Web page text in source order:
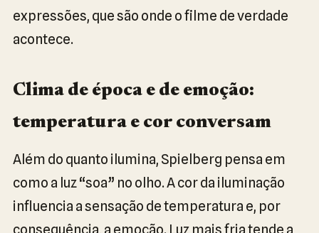
expressões, que são onde o filme de verdade
acontece.
Clima de época e de emoção:
temperatura e cor conversam
Além do quanto ilumina, Spielberg pensa em
como a luz “soa” no olho. A cor da iluminação
influencia a sensação de temperatura e, por
consequência, a emoção. Luz mais fria tende a